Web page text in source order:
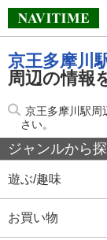
京王多摩川
周辺の情報
京王多摩川駅周
さい。
ジャンルから
遊ぶ/趣味
お買い物